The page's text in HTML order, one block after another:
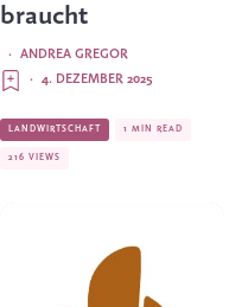
braucht
ANDREA GREGOR
·
4. DEZEMBER 2025
·
LANDWIRTSCHAFT 1 MIN READ
216 VIEWS